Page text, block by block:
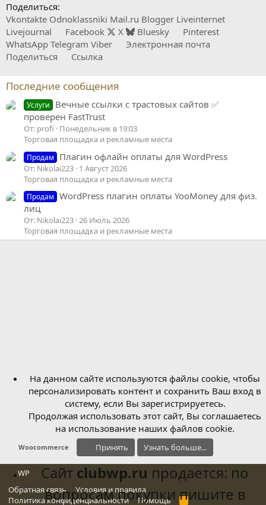
Поделиться:
Vkontakte Odnoklassniki Mail.ru Blogger Liveinternet
Livejournal
Facebook X Bluesky
Pinterest
WhatsApp Telegram Viber
Электронная почта
Поделиться
Ссылка
Последние сообщения
Услуги
Вечные ссылки с трастовых сайтов ✅
проверен FastTrust
От: profi
Понедельник в 19:03
Торговая площадка и рекламные места
Продам Плагин офлайн оплаты для WordPress
От: Nikolai223 1 Август 2026
Торговая площадка и рекламные места
Продам
WordPress плагин оплаты YooMoney для физ.
лиц
От: Nikolai223 26 Июль 2026
Торговая площадка и рекламные места
Woocommerce
WP
Обратная связь
Условия и правила
Политика конфиденциальности
Помощь
R
На данном сайте используются файлы cookie, чтобы
персонализировать контент и сохранить Ваш вход в
систему, если Вы зарегистрируетесь.
Продолжая использовать этот сайт, Вы соглашаетесь
на использование наших файлов cookie.
Принять Узнать больше...
Сайт clubwp.ru продается: по
вопросам покупки пишите в